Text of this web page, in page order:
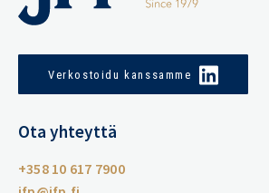
Verkostoidu kanssamme
Ota yhteyttä
+358 10 617 7900